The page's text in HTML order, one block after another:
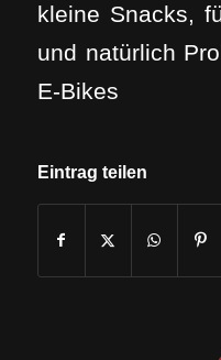
kleine Snacks,
und natürlich
E-Bikes
Eintrag teilen